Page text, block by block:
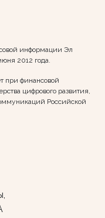
информации Эл
2012 года.
при финансовой
цифрового развития,
Российской